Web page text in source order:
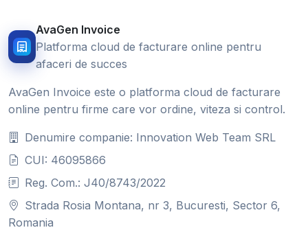
AvaGen Invoice
Platforma cloud de facturare online pentru
afaceri de succes
AvaGen Invoice este o platforma cloud de facturare
online pentru firme care vor ordine, viteza si control.
Denumire companie: Innovation Web Team SRL
CUI: 46095866
Reg. Com.: J40/8743/2022
Strada Rosia Montana, nr 3, Bucuresti, Sector 6,
Romania